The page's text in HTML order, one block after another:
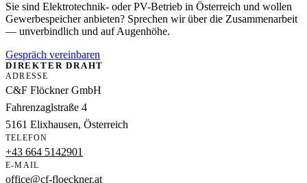
Sie sind Elektrotechnik- oder PV-Betrieb in Österreich und wollen
Gewerbespeicher anbieten? Sprechen wir über die Zusammenarbeit
— unverbindlich und auf Augenhöhe.
Gespräch vereinbaren
DIREKTER DRAHT
ADRESSE
C&F Flöckner GmbH
Fahrenzaglstraße 4
5161 Elixhausen, Österreich
TELEFON
+43 664 5142901
E-MAIL
office@cf-floeckner.at